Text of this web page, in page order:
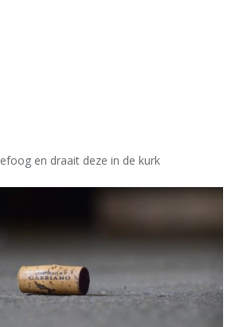
en draait deze in de kurk